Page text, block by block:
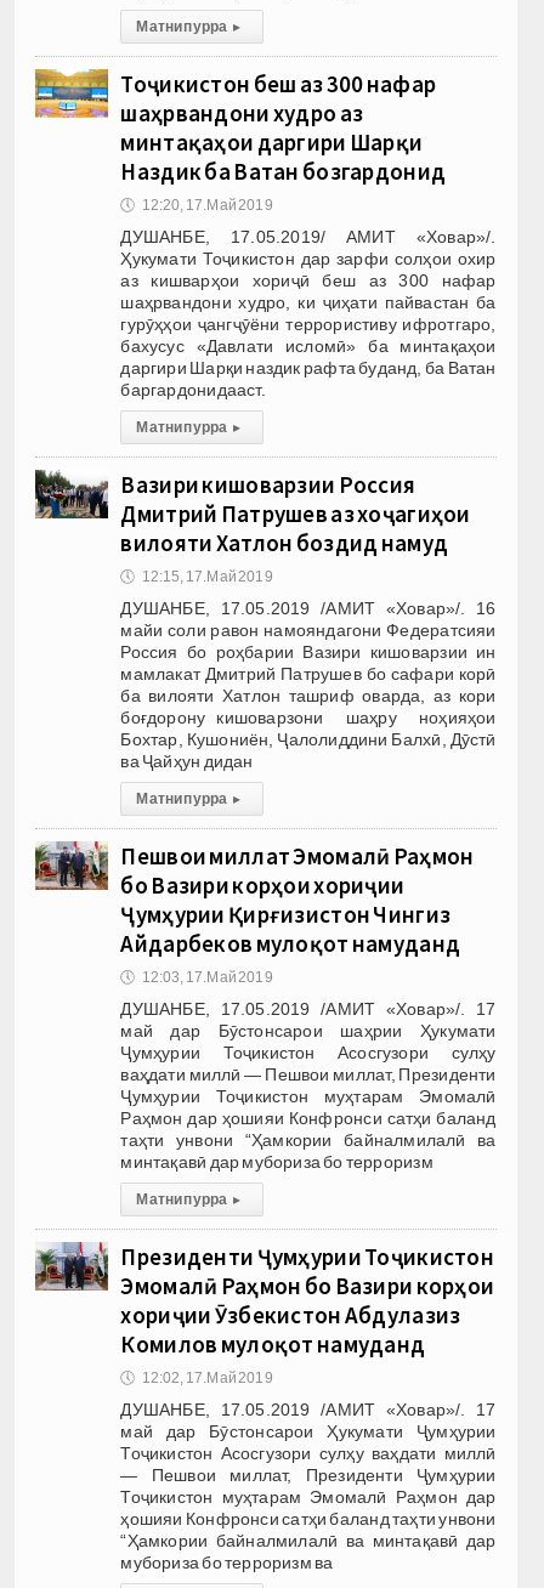
Матни пурра ▸
Тоҷикистон беш аз 300 нафар
шаҳрвандони худро аз
минтақаҳои даргири Шарқи
Наздик ба Ватан бозгардонид
🕔 12:20, 17.Май 2019
ДУШАНБЕ, 17.05.2019/ АМИТ «Ховар»/.
Ҳукумати Тоҷикистон дар зарфи солҳои охир
аз кишварҳои хориҷӣ беш аз 300 нафар
шаҳрвандони худро, ки ҷиҳати пайвастан ба
гурӯҳҳои ҷангҷӯёни террористиву ифротгаро,
бахусус «Давлати исломӣ» ба минтақаҳои
даргири Шарқи наздик рафта буданд, ба Ватан
баргардонидааст.
Матни пурра ▸
Вазири кишоварзии Россия
Дмитрий Патрушев аз хоҷагиҳои
вилояти Хатлон боздид намуд
🕔 12:15, 17.Май 2019
ДУШАНБЕ, 17.05.2019 /АМИТ «Ховар»/. 16
майи соли равон намояндагони Федератсияи
Россия бо роҳбарии Вазири кишоварзии ин
мамлакат Дмитрий Патрушев бо сафари корӣ
ба вилояти Хатлон ташриф оварда, аз кори
боғдорону кишоварзони шаҳру ноҳияҳои
Бохтар, Кушониён, Ҷалолиддини Балхӣ, Дӯстӣ
ва Ҷайҳун дидан
Матни пурра ▸
Пешвои миллат Эмомалӣ Раҳмон
бо Вазири корҳои хориҷии
Ҷумҳурии Қирғизистон Чингиз
Айдарбеков мулоқот намуданд
🕔 12:03, 17.Май 2019
ДУШАНБЕ, 17.05.2019 /АМИТ «Ховар»/. 17
май дар Бӯстонсарои шаҳрии Ҳукумати
Ҷумҳурии Тоҷикистон Асосгузори сулҳу
ваҳдати миллӣ — Пешвои миллат, Президенти
Ҷумҳурии Тоҷикистон муҳтарам Эмомалӣ
Раҳмон дар ҳошияи Конфронси сатҳи баланд
таҳти унвони “Ҳамкории байналмилалӣ ва
минтақавӣ дар мубориза бо терроризм
Матни пурра ▸
Президенти Ҷумҳурии Тоҷикистон
Эмомалӣ Раҳмон бо Вазири корҳои
хориҷии Ӯзбекистон Абдулазиз
Комилов мулоқот намуданд
🕔 12:02, 17.Май 2019
ДУШАНБЕ, 17.05.2019 /АМИТ «Ховар»/. 17
май дар Бӯстонсарои Ҳукумати Ҷумҳурии
Тоҷикистон Асосгузори сулҳу ваҳдати миллӣ
— Пешвои миллат, Президенти Ҷумҳурии
Тоҷикистон муҳтарам Эмомалӣ Раҳмон дар
ҳошияи Конфронси сатҳи баланд таҳти унвони
“Ҳамкории байналмилалӣ ва минтақавӣ дар
мубориза бо терроризм ва